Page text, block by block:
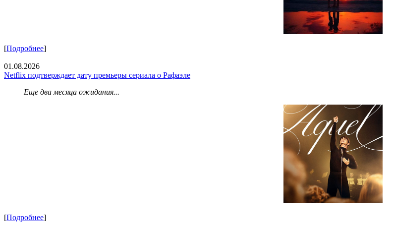
[Подробнее]
01.08.2026
Netflix подтверждает дату премьеры сериала о Рафаэле
Еще два месяца ожидания...
[Подробнее]